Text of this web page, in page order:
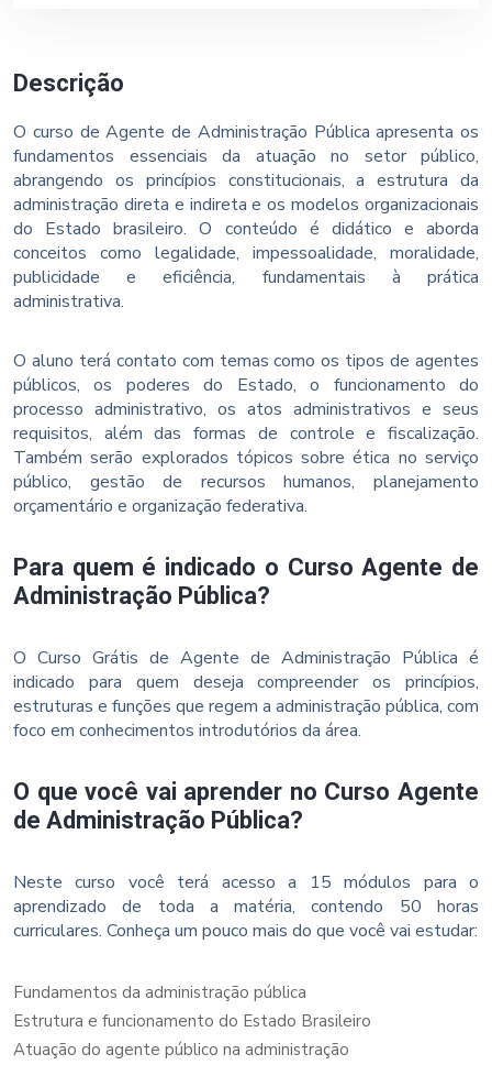
Descrição
O curso de Agente de Administração Pública apresenta os
fundamentos essenciais da atuação no setor público,
abrangendo os princípios constitucionais, a estrutura da
administração direta e indireta e os modelos organizacionais
do Estado brasileiro. O conteúdo é didático e aborda
conceitos como legalidade, impessoalidade, moralidade,
publicidade e eficiência, fundamentais à prática
administrativa.
O aluno terá contato com temas como os tipos de agentes
públicos, os poderes do Estado, o funcionamento do
processo administrativo, os atos administrativos e seus
requisitos, além das formas de controle e fiscalização.
Também serão explorados tópicos sobre ética no serviço
público, gestão de recursos humanos, planejamento
orçamentário e organização federativa.
Para quem é indicado o Curso Agente de
Administração Pública?
O Curso Grátis de Agente de Administração Pública é
indicado para quem deseja compreender os princípios,
estruturas e funções que regem a administração pública, com
foco em conhecimentos introdutórios da área.
O que você vai aprender no Curso Agente
de Administração Pública?
Neste curso você terá acesso a 15 módulos para o
aprendizado de toda a matéria, contendo 50 horas
curriculares. Conheça um pouco mais do que você vai estudar:
Fundamentos da administração pública
Estrutura e funcionamento do Estado Brasileiro
Atuação do agente público na administração